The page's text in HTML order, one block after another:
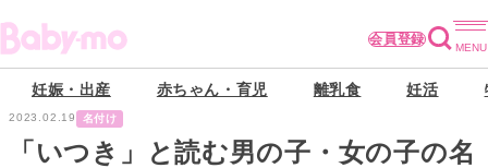
会員登録
妊娠・出産 赤ちゃん・育児 離乳食 妊活
2023.02.19 名付け
「いつき」と読む男の子・女の子の名